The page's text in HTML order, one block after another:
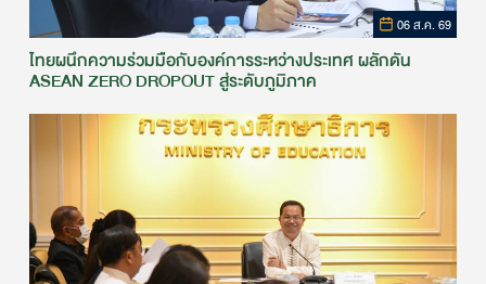
06 ส.ค. 69
ไทยผนึกความร่วมมือกับองค์การระหว่างประเทศ ผลักดัน
ASEAN ZERO DROPOUT สู่ระดับภูมิภาค